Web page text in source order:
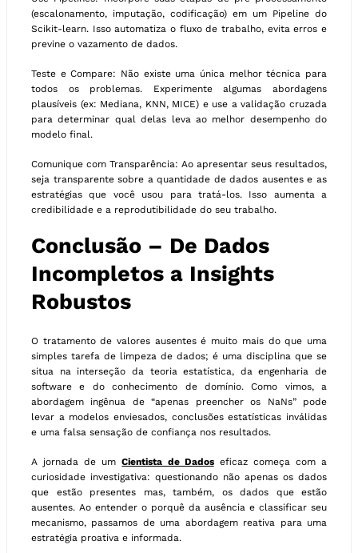
(escalonamento, imputação, codificação) em um Pipeline do
Scikit-learn. Isso automatiza o fluxo de trabalho, evita erros e
previne o vazamento de dados.
Teste e Compare: Não existe uma única melhor técnica para
todos os problemas. Experimente algumas abordagens
plausíveis (ex: Mediana, KNN, MICE) e use a validação cruzada
para determinar qual delas leva ao melhor desempenho do
modelo final.
Comunique com Transparência: Ao apresentar seus resultados,
seja transparente sobre a quantidade de dados ausentes e as
estratégias que você usou para tratá-los. Isso aumenta a
credibilidade e a reprodutibilidade do seu trabalho.
Conclusão – De Dados
Incompletos a Insights
Robustos
O tratamento de valores ausentes é muito mais do que uma
simples tarefa de limpeza de dados; é uma disciplina que se
situa na interseção da teoria estatística, da engenharia de
software e do conhecimento de domínio. Como vimos, a
abordagem ingênua de “apenas preencher os NaNs” pode
levar a modelos enviesados, conclusões estatísticas inválidas
e uma falsa sensação de confiança nos resultados.
A jornada de umCientista de Dadoseficaz começa com a
curiosidade investigativa: questionando não apenas os dados
que estão presentes mas, também, os dados que estão
ausentes. Ao entender o porquê da ausência e classificar seu
mecanismo, passamos de uma abordagem reativa para uma
estratégia proativa e informada.